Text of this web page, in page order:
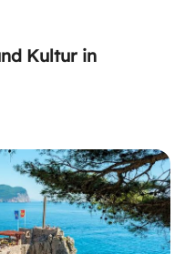
Kultur in